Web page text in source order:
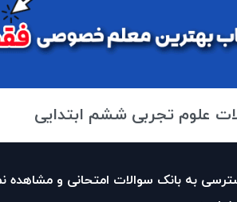
علوم تجربی ششم ابتدایی
به بانک سوالات امتحانی و مشاهده